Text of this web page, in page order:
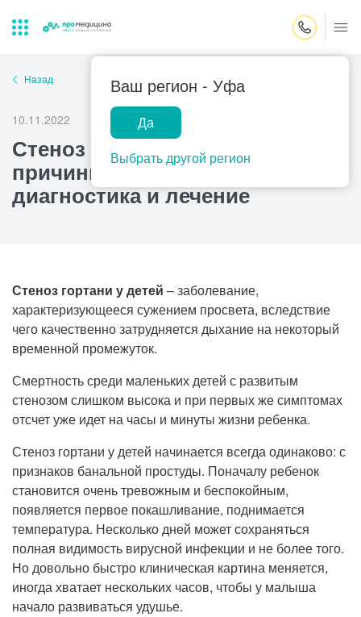
Ваш регион - Уфа
Да
Выбрать другой регион
Лабораторная
диагностика
ПроМедицина
онлайн
Закрыть поиск
Популярные запросы
Прием врача-гинеколога
УЗИ
Прием врача-невролога
Прием врача-стоматолога
Прием врача-кардиолога
Назад
10.11.2022
Стеноз гортани у ребенка:
причины, симптомы,
диагностика и лечение
Стеноз гортани у детей – заболевание,
характеризующееся сужением просвета, вследствие
чего качественно затрудняется дыхание на некоторый
временной промежуток.
Смертность среди маленьких детей с развитым
стенозом слишком высока и при первых же симптомах
отсчет уже идет на часы и минуты жизни ребенка.
Стеноз гортани у детей начинается всегда одинаково: с
признаков банальной простуды. Поначалу ребенок
становится очень тревожным и беспокойным,
появляется первое покашливание, поднимается
температура. Несколько дней может сохраняться
полная видимость вирусной инфекции и не более того.
Но довольно быстро клиническая картина меняется,
иногда хватает нескольких часов, чтобы у малыша
начало развиваться удушье.